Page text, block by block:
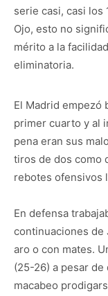
serie casi, casi los
Ojo, esto no
mérito a la
eliminatoria.
El Madrid empezó
primer cuarto y al
pena eran sus
tiros de dos como
rebotes ofensivos
En defensa
continuaciones de
aro o con mates.
(25-26) a pesar
macabeo